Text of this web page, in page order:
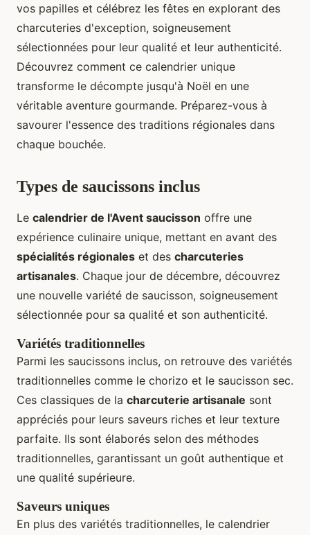
vos papilles et célébrez les fêtes en explorant des
charcuteries d'exception, soigneusement
sélectionnées pour leur qualité et leur authenticité.
Découvrez comment ce calendrier unique
transforme le décompte jusqu'à Noël en une
véritable aventure gourmande. Préparez-vous à
savourer l'essence des traditions régionales dans
chaque bouchée.
Types de saucissons inclus
Le calendrier de l'Avent saucisson offre une
expérience culinaire unique, mettant en avant des
spécialités régionales et des charcuteries
artisanales. Chaque jour de décembre, découvrez
une nouvelle variété de saucisson, soigneusement
sélectionnée pour sa qualité et son authenticité.
Variétés traditionnelles
Parmi les saucissons inclus, on retrouve des variétés
traditionnelles comme le chorizo et le saucisson sec.
Ces classiques de la charcuterie artisanale sont
appréciés pour leurs saveurs riches et leur texture
parfaite. Ils sont élaborés selon des méthodes
traditionnelles, garantissant un goût authentique et
une qualité supérieure.
Saveurs uniques
En plus des variétés traditionnelles, le calendrier